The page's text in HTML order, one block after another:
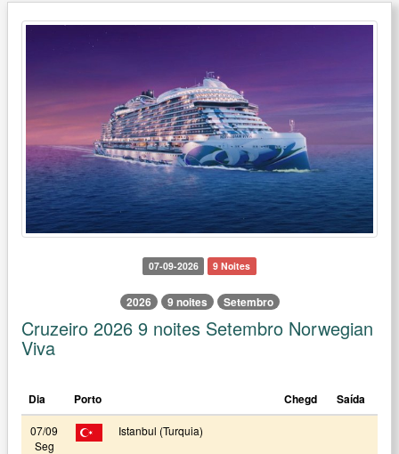
07-09-2026 9 Noites
2026 9 noites Setembro
Cruzeiro 2026 9 noites Setembro Norwegian
Viva
Dia Porto Chegd Saída
07/09
Seg
Istanbul (Turquia)